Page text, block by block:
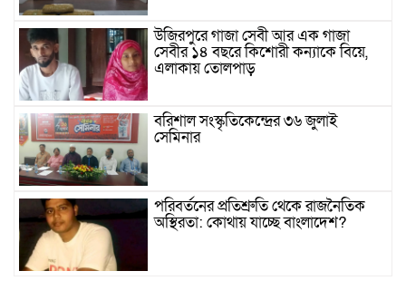
উজিরপুরে গাজা সেবী আর এক গাজা
সেবীর ১৪ বছরে কিশোরী কন্যাকে বিয়ে,
এলাকায় তোলপাড়
বরিশাল সংস্কৃতিকেন্দ্রের ৩৬ জুলাই
সেমিনার
পরিবর্তনের প্রতিশ্রুতি থেকে রাজনৈতিক
অস্থিরতা: কোথায় যাচ্ছে বাংলাদেশ?